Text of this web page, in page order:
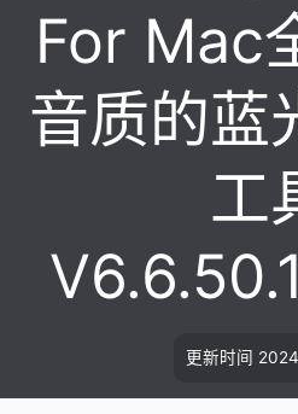
For Mac
音质的蓝
工
更新时间